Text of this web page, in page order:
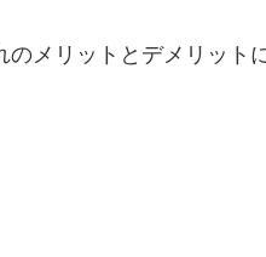
のメリットとデメリット